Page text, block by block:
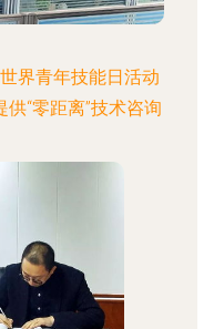
界青年技能日活动
“零距离”技术咨询